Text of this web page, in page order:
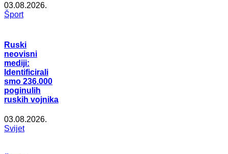
03.08.2026.
Šport
Ruski
neovisni
mediji:
Identificirali
smo 236.000
poginulih
ruskih vojnika
03.08.2026.
Svijet